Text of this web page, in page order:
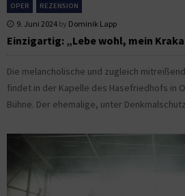
OPER REZENSION
9. Juni 2024 by Dominik Lapp
Einzigartig: „Lebe wohl, mein
Die melancholische und zugleich
findet in der Kapelle des Hasefriedhofs in
Bühne. Der ehemalige, unter